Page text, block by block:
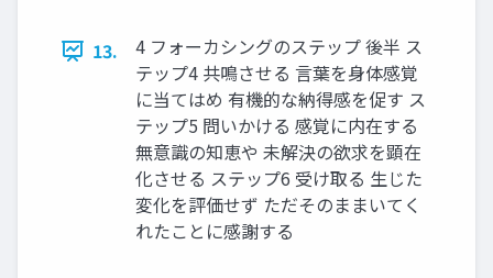
13.
4 フォーカシングのステップ 後半 ス
テップ4 共鳴させる 言葉を身体感覚
に当てはめ 有機的な納得感を促す ス
テップ5 問いかける 感覚に内在する
無意識の知恵や 未解決の欲求を顕在
化させる ステップ6 受け取る 生じた
変化を評価せず ただそのままいてく
れたことに感謝する